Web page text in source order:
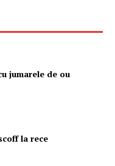
jumarele de ou
la rece